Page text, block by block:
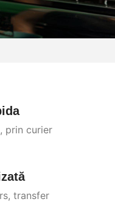
prin curier
transfer